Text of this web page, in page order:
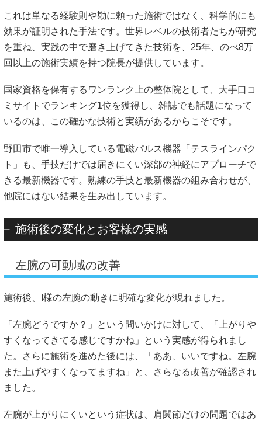
これは単なる経験則や勘に頼った施術ではなく、科学的にも
効果が証明された手法です。世界レベルの技術者たちが研究
を重ね、実践の中で磨き上げてきた技術を、25年、のべ8万
回以上の施術実績を持つ院長が提供しています。
国家資格を保有するワンランク上の整体院として、大手口コ
ミサイトでランキング1位を獲得し、雑誌でも話題になって
いるのは、この確かな技術と実績があるからこそです。
野田市で唯一導入している電磁パルス機器「テスラインパク
ト」も、手技だけでは届きにくい深部の神経にアプローチで
きる最新機器です。熟練の手技と最新機器の組み合わせが、
他院にはない結果を生み出しています。
施術後の変化とお客様の実感
左腕の可動域の改善
施術後、I様の左腕の動きに明確な変化が現れました。
「左腕どうですか？」という問いかけに対して、「上がりや
すくなってきてる感じですかね」という実感が得られまし
た。さらに施術を進めた後には、「ああ、いいですね。左腕
また上げやすくなってますね」と、さらなる改善が確認され
ました。
左腕が上がりにくいという症状は、肩関節だけの問題ではあ